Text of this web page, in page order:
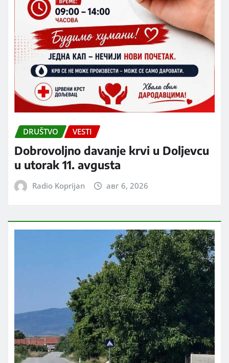
DRUŠTVO VESTI
Dobrovoljno davanje krvi u Doljevcu
u utorak 11. avgusta
Radio Koprijan авг 6, 2026